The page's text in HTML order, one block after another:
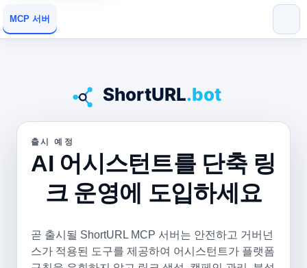
MCP 서버
출시 예정
AI 어시스턴트를 단축 링
크 운영에 도입하세요
곧 출시될 ShortURL MCP 서버는 안전하고 거버넌
스가 적용된 도구를 제공하여 어시스턴트가 플랫폼